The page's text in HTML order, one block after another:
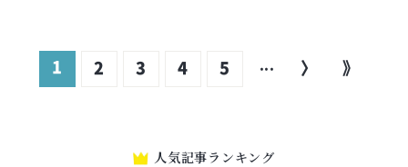
1 2 3 4 5 ... 〉 》
人気記事ランキング